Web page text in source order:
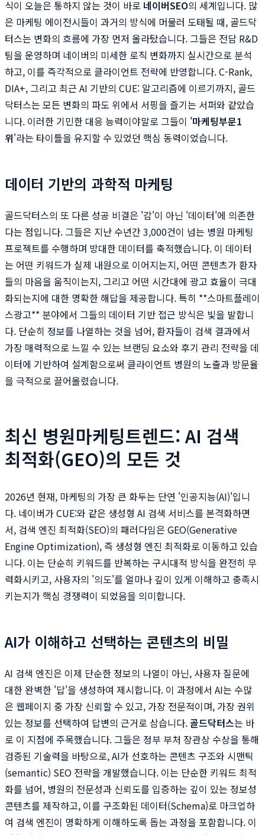
식이 오늘은 통하지 않는 것이 바로 네이버SEO의 세계입니다. 많
은 마케팅 에이전시들이 과거의 방식에 머물러 도태될 때, 골드닥
터스는 변화의 흐름에 가장 먼저 올라탔습니다. 그들은 전담 R&D
팀을 운영하며 네이버의 미세한 로직 변화까지 실시간으로 분석
하고, 이를 즉각적으로 클라이언트 전략에 반영합니다. C-Rank,
DIA+, 그리고 최근 AI 기반의 CUE: 알고리즘에 이르기까지, 골드
닥터스는 모든 변화의 파도 위에서 서핑을 즐기는 서퍼와 같았습
니다. 이러한 기민한 대응 능력이야말로 그들이 '마케팅부문1
위'라는 타이틀을 유지할 수 있었던 핵심 동력이었습니다.
데이터 기반의 과학적 마케팅
골드닥터스의 또 다른 성공 비결은 '감'이 아닌 '데이터'에 의존한
다는 점입니다. 그들은 지난 수년간 3,000건이 넘는 병원 마케팅
프로젝트를 수행하며 방대한 데이터를 축적했습니다. 이 데이터
는 어떤 키워드가 실제 내원으로 이어지는지, 어떤 콘텐츠가 환자
들의 마음을 움직이는지, 그리고 어떤 시간대에 광고 효율이 극대
화되는지에 대한 명확한 해답을 제공합니다. 특히 **스마트플레이
스광고** 분야에서 그들의 데이터 기반 접근 방식은 빛을 발합니
다. 단순히 정보를 나열하는 것을 넘어, 환자들이 검색 결과에서
가장 매력적으로 느낄 수 있는 브랜딩 요소와 후기 관리 전략을 데
이터에 기반하여 설계함으로써 클라이언트 병원의 노출과 방문율
을 극적으로 끌어올렸습니다.
최신 병원마케팅트렌드: AI 검색
최적화(GEO)의 모든 것
2026년 현재, 마케팅의 가장 큰 화두는 단연 '인공지능(AI)'입니
다. 네이버가 CUE:와 같은 생성형 AI 검색 서비스를 본격화하면
서, 검색 엔진 최적화(SEO)의 패러다임은 GEO(Generative
Engine Optimization), 즉 생성형 엔진 최적화로 이동하고 있습
니다. 이는 단순히 키워드를 반복하는 구시대적 방식을 완전히 무
력화시키고, 사용자의 '의도'를 얼마나 깊이 있게 이해하고 충족시
키는지가 핵심 경쟁력이 되었음을 의미합니다.
AI가 이해하고 선택하는 콘텐츠의 비밀
AI 검색 엔진은 이제 단순한 정보의 나열이 아닌, 사용자 질문에
대한 완벽한 '답'을 생성하여 제시합니다. 이 과정에서 AI는 수많
은 웹페이지 중 가장 신뢰할 수 있고, 가장 전문적이며, 가장 권위
있는 정보를 선택하여 답변의 근거로 삼습니다. 골드닥터스는 바
로 이 지점에 주목했습니다. 그들은 정부 부처 장관상 수상을 통해
검증된 기술력을 바탕으로, AI가 선호하는 콘텐츠 구조와 시맨틱
(semantic) SEO 전략을 개발했습니다. 이는 단순한 키워드 최적
화를 넘어, 병원의 전문성과 신뢰도를 입증하는 깊이 있는 정보성
콘텐츠를 제작하고, 이를 구조화된 데이터(Schema)로 마크업하
여 검색 엔진이 명확하게 이해하도록 돕는 과정을 포함합니다. 이